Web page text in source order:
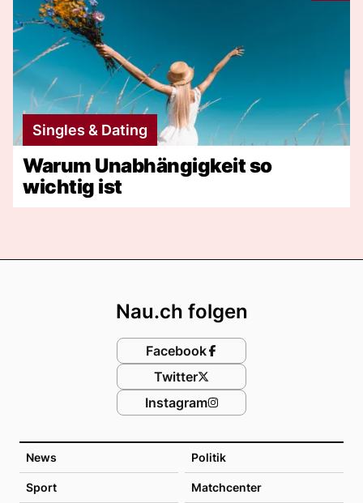
Singles & Dating
Warum Unabhängigkeit so
wichtig ist
News Politik
Sport Matchcenter
Nau.ch folgen
Facebook
Twitter
Instagram